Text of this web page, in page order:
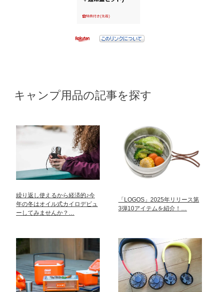
キャンプ用品の記事を探す
繰り返し使えるから経済的♪今
年の冬はオイル式カイロデビュ
ーしてみませんか？…
「LOGOS」2025年リリース第
3弾10アイテムを紹介！…